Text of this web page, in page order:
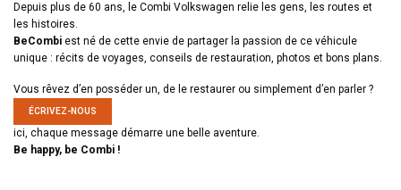
Depuis plus de 60 ans, le Combi Volkswagen relie les gens, les routes et
les histoires.
BeCombi est né de cette envie de partager la passion de ce véhicule
unique : récits de voyages, conseils de restauration, photos et bons plans.
Vous rêvez d’en posséder un, de le restaurer ou simplement d’en parler ?
ÉCRIVEZ-NOUS
ici, chaque message démarre une belle aventure.
Be happy, be Combi !